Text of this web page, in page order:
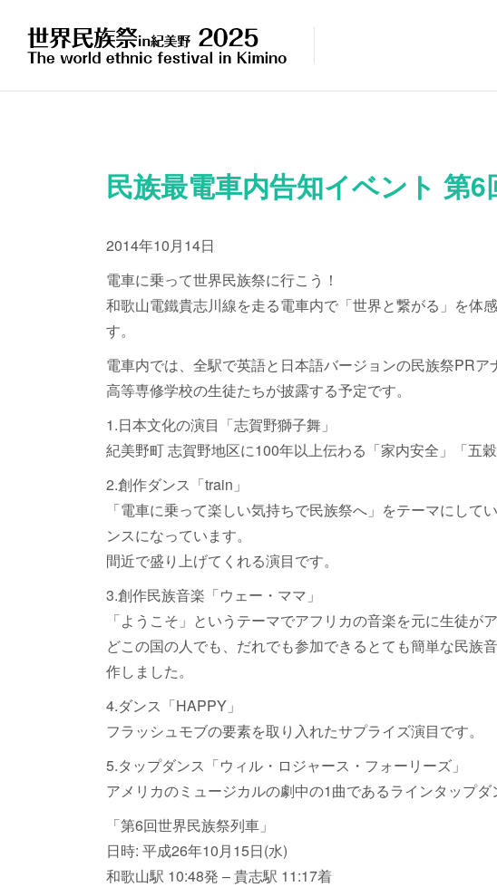
民族最電車内告知イベント 第
2014年10月14日
電車に乗って世界民族祭に行こう！
和歌山電鐵貴志川線を走る電車内で「世界と繋がる」を体
す。
電車内では、全駅で英語と日本語バージョンの民族祭PR
高等専修学校の生徒たちが披露する予定です。
1.日本文化の演目「志賀野獅子舞」
紀美野町 志賀野地区に100年以上伝わる「家内安全」「五
2.創作ダンス「train」
「電車に乗って楽しい気持ちで民族祭へ」をテーマにして
ンスになっています。
間近で盛り上げてくれる演目です。
3.創作民族音楽「ウェー・ママ」
「ようこそ」というテーマでアフリカの音楽を元に生徒が
どこの国の人でも、だれでも参加できるとても簡単な民族
作しました。
4.ダンス「HAPPY」
フラッシュモブの要素を取り入れたサプライズ演目です。
5.タップダンス「ウィル・ロジャース・フォーリーズ」
アメリカのミュージカルの劇中の1曲であるラインタップダ
「第6回世界民族祭列車」
日時: 平成26年10月15日(水)
和歌山駅 10:48発 – 貴志駅 11:17着